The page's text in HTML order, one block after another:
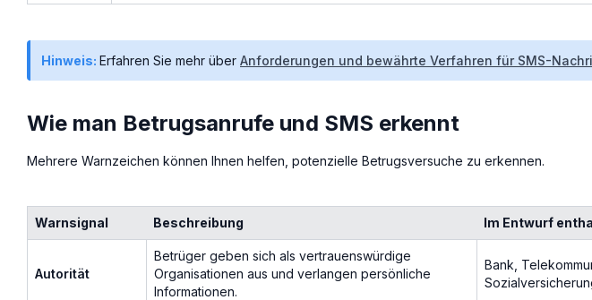
Hinweis: Erfahren Sie mehr über Anforderungen und bewährte Verfahren für SMS-
Wie man Betrugsanrufe und SMS erkennt
Mehrere Warnzeichen können Ihnen helfen, potenzielle Betrugsversuche zu erkennen.
Warnsignal Beschreibung Im Entwurf
Autorität
Betrüger geben sich als vertrauenswürdige
Organisationen aus und verlangen persönliche
Informationen.
Bank,